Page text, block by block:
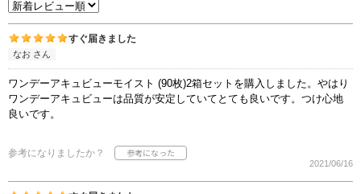
すぐ届きました
なお さん
ワンデーアキュビューモイスト (90枚)2箱セットを購入しました。やはり
ワンデーアキュビューは品質が安定していてとても良いです。つけ心地
良いです。
参考になりましたか？
2021/06/16